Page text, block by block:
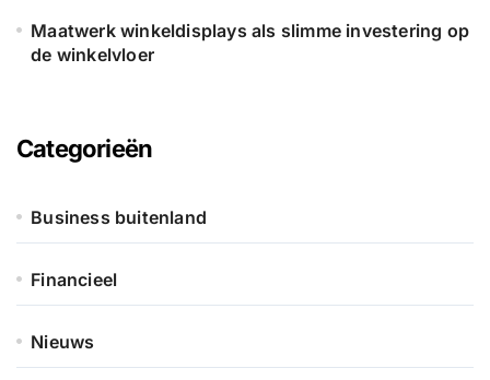
Maatwerk winkeldisplays als slimme investering op
de winkelvloer
Categorieën
Business buitenland
Financieel
Nieuws